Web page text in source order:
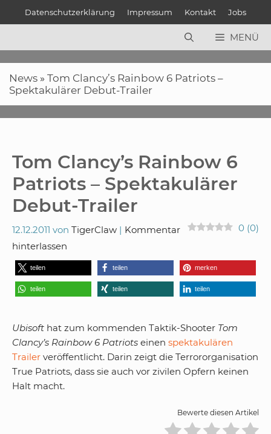
Datenschutzerklärung Impressum Kontakt Jobs
MENÜ
News » Tom Clancy’s Rainbow 6 Patriots –
Spektakulärer Debut-Trailer
Tom Clancy’s Rainbow 6
Patriots – Spektakulärer
Debut-Trailer
12.12.2011 von TigerClaw 0 (0)
Kommentar
hinterlassen
teilen teilen merken
teilen teilen teilen
Ubisoft hat zum kommenden Taktik-Shooter Tom
Clancy’s Rainbow 6 Patriots einen spektakulären
Trailer veröffentlicht. Darin zeigt die Terrororganisation
True Patriots, dass sie auch vor zivilen Opfern keinen
Halt macht.
Bewerte diesen Artikel